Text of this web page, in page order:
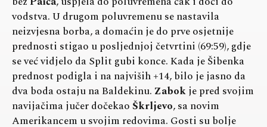
vodstva. U drugom poluvremenu se nastavila
neizvjesna borba, a domaćin je do prve osjetnije
prednosti stigao u posljednjoj četvrtini (69:59), gdje
se već vidjelo da Split gubi konce. Kada je Šibenka
prednost podigla i na najviših +14, bilo je jasno da
dva boda ostaju na Baldekinu. Zabokje pred svojim
navijačima jučer dočekaoŠkrljevo, sa novim
Amerikancem u svojim redovima. Gosti su bolje